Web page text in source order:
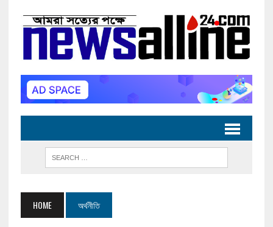
HOME অর্থনীতি